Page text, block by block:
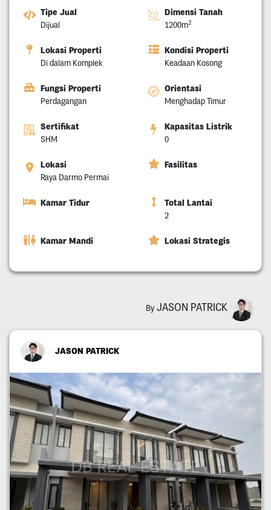
Tipe Jual
Dijual
Dimensi Tanah
1200m2
Lokasi Properti
Di dalam Komplek
Kondisi Properti
Keadaan Kosong
Fungsi Properti
Perdagangan
Orientasi
Menghadap Timur
Sertifikat
SHM
Kapasitas Listrik
0
Lokasi
Raya Darmo Permai
Fasilitas
Kamar Tidur Total Lantai
2
Kamar Mandi Lokasi Strategis
By JASON PATRICK
JASON PATRICK